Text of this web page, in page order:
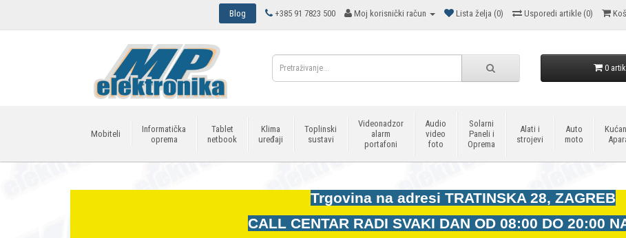
Blog +385 91 7823 500 Moj korisnički račun Lista želja (0) Usporedi artikle (0)
0
Mobiteli
Informatička
oprema
Tablet
netbook
Klima
uređaji
Toplinski
sustavi
Videonadzor
alarm
portafoni
Audio
video
foto
Solarni
Paneli i
Oprema
Alati i
strojevi
Auto
moto
Trgovina na adresi TRATINSKA 28, ZAGREB
CALL CENTAR RADI SVAKI DAN OD 08:00 DO 20:00